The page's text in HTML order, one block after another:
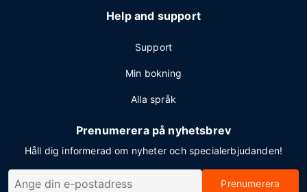
Help and support
Support
Min bokning
Alla språk
Prenumerera på nyhetsbrev
Håll dig informerad om nyheter och specialerbjudanden!
Prenumerera